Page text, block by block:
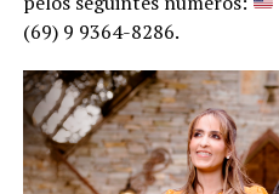
(69) 9 9364-8286.